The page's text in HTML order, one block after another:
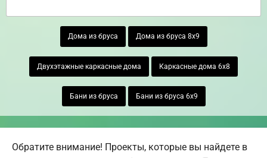
Дома из бруса Дома из бруса 8х9
Двухэтажные каркасные дома Каркасные дома 6х8
Бани из бруса Бани из бруса 6х9
Обратите внимание! Проекты, которые вы найдете в